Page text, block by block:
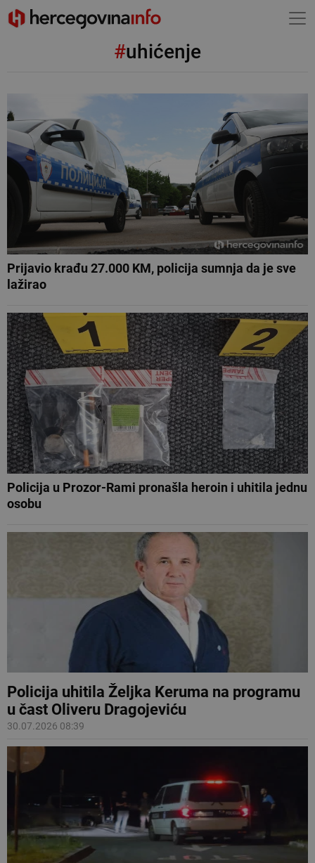
#uhićenje
Prijavio krađu 27.000 KM, policija sumnja da je sve
lažirao
Policija u Prozor-Rami pronašla heroin i uhitila jednu
osobu
Policija uhitila Željka Keruma na programu
u čast Oliveru Dragojeviću
30.07.2026 08:39